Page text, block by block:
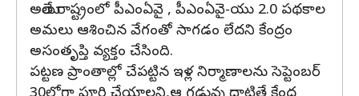
అయితే రాష్ట్రంలో పీఎంఏవై , పీఎంఏవై-యు 2.0 పథకాల
అమలు ఆశించిన వేగంతో సాగడం లేదని కేంద్రం
అసంతృప్తి వ్యక్తం చేసింది.
పట్టణ ప్రాంతాల్లో చేపట్టిన ఇళ్ల నిర్మాణాలను సెప్టెంబర్